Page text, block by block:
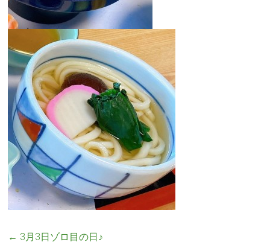
← 3月3日ゾロ目の日♪